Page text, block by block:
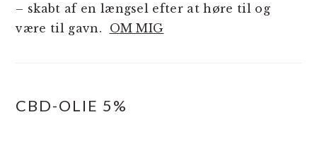
– skabt af en længsel efter at høre til og
være til gavn. OM MIG
CBD-OLIE 5%